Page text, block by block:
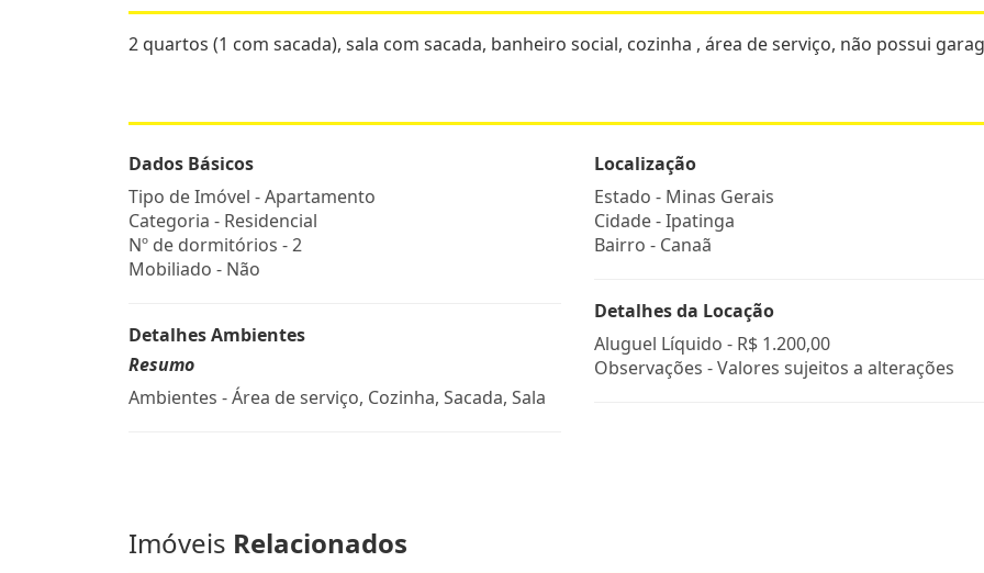
2 quartos (1 com sacada), sala com sacada, banheiro social, cozinha , área de serviço, não possui
Dados Básicos
Tipo de Imóvel - Apartamento
Categoria - Residencial
Nº de dormitórios - 2
Mobiliado - Não
Detalhes Ambientes
Resumo
Ambientes - Área de serviço, Cozinha, Sacada, Sala
Localização
Estado - Minas Gerais
Cidade -Ipatinga
Bairro - Canaã
Detalhes da Locação
Aluguel Líquido - R$ 1.200,00
Observações - Valores sujeitos a alterações
Imóveis Relacionados